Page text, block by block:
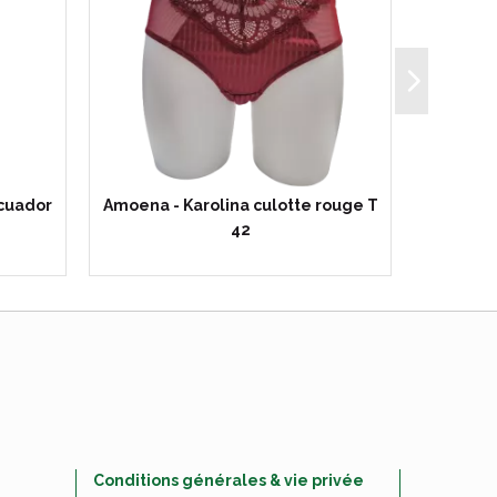
Amoena - Karolina culotte rouge T
42
Conditions générales & vie privée